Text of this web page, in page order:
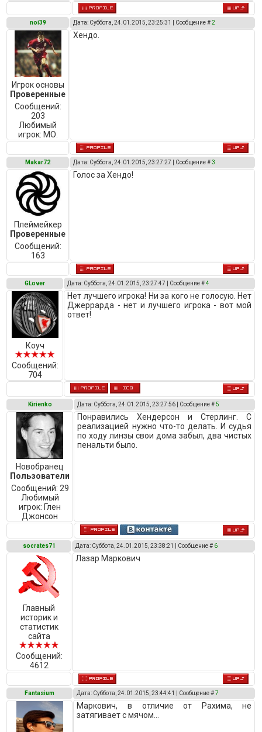
noi39 Дата: Суббота, 24.01.2015, 23:25:31 | Сообщение #2
Игрок основы
Проверенные
Сообщений:
203
Любимый
игрок: МО.
Хендо.
Makar72 Дата: Суббота, 24.01.2015, 23:27:27 | Сообщение #3
Плеймейкер
Проверенные
Сообщений:
163
Голос за Хендо!
GLover Дата: Суббота, 24.01.2015, 23:27:47 | Сообщение #4
Коуч
Сообщений:
704
Нет лучшего игрока! Ни за кого не голосую. Нет
Джеррарда - нет и лучшего игрока - вот мой
ответ!
Kirienko Дата: Суббота, 24.01.2015, 23:27:56 | Сообщение #5
Новобранец
Пользователи
Сообщений: 29
Любимый
игрок: Глен
Джонсон
Понравились Хендерсон и Стерлинг. С
реализацией нужно что-то делать. И судья
по ходу линзы свои дома забыл, два чистых
пенальти было.
socrates71 Дата: Суббота, 24.01.2015, 23:38:21 | Сообщение # 6
Главный
историк и
статистик
сайта
Сообщений:
4612
Лазар Маркович
Fantasium Дата: Суббота, 24.01.2015, 23:44:41 | Сообщение #7
Маркович, в отличие от Рахима, не
затягивает с мячом...